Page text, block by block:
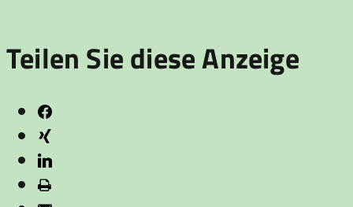
Teilen Sie diese Anzeige